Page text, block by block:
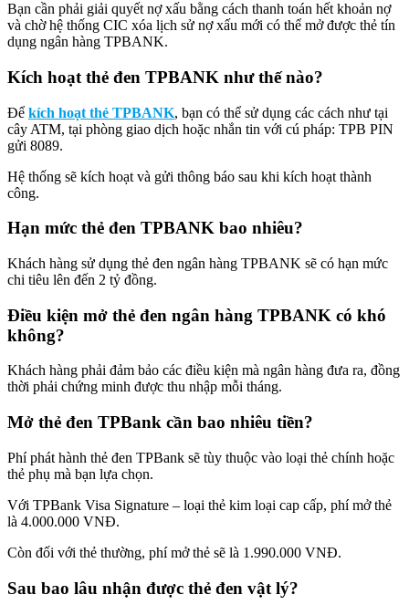
Bạn cần phải giải quyết nợ xấu bằng cách thanh toán hết khoản nợ
và chờ hệ thống CIC xóa lịch sử nợ xấu mới có thể mở được thẻ tín
dụng ngân hàng TPBANK.
Kích hoạt thẻ đen TPBANK như thế nào?
Để kích hoạt thẻ TPBANK, bạn có thể sử dụng các cách như tại
cây ATM, tại phòng giao dịch hoặc nhắn tin với cú pháp: TPB PIN
gửi 8089.
Hệ thống sẽ kích hoạt và gửi thông báo sau khi kích hoạt thành
công.
Hạn mức thẻ đen TPBANK bao nhiêu?
Khách hàng sử dụng thẻ đen ngân hàng TPBANK sẽ có hạn mức
chi tiêu lên đến 2 tỷ đồng.
Điều kiện mở thẻ đen ngân hàng TPBANK có khó
không?
Khách hàng phải đảm bảo các điều kiện mà ngân hàng đưa ra, đồng
thời phải chứng minh được thu nhập mỗi tháng.
Mở thẻ đen TPBank cần bao nhiêu tiền?
Phí phát hành thẻ đen TPBank sẽ tùy thuộc vào loại thẻ chính hoặc
thẻ phụ mà bạn lựa chọn.
Với TPBank Visa Signature – loại thẻ kim loại cap cấp, phí mở thẻ
là 4.000.000 VNĐ.
Còn đối với thẻ thường, phí mở thẻ sẽ là 1.990.000 VNĐ.
Sau bao lâu nhận được thẻ đen vật lý?